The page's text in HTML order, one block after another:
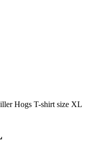
Hogs T-shirt size XL